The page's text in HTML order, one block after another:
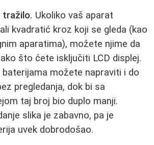
Ukoliko vaš aparat
kvadratić kroz koji se gleda (kao
aparatima), možete njime da
što ćete isključiti LCD displej.
baterijama možete napraviti i do
pregledanja, dok bi sa
taj broj bio duplo manji.
slika je zabavno, pa je
uvek dobrodošao.